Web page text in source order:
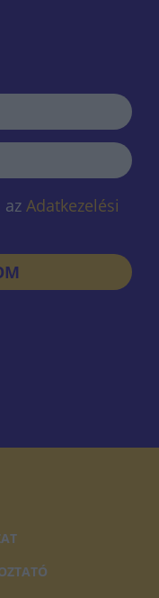
az Adatkezelési